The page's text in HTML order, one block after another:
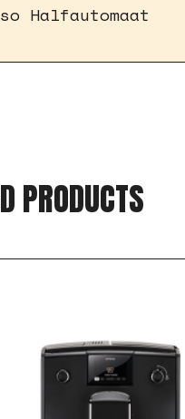
Halfautomaat
PRODUCTS